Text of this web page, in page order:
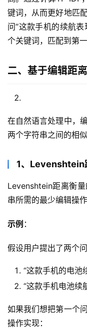
键词，从而更好地匹
问“这款手机的续航
个关键词，匹配到第
二、基于编辑距
在自然语言处理中，
两个字符串之间的相似
1、Levenshtein
Levenshtein距离衡
串所需的最少编辑操
示例 ：
假设用户提出了两个问
“这款手机的电池
“这款手机电池续
如果我们想把第一个
操作实现：